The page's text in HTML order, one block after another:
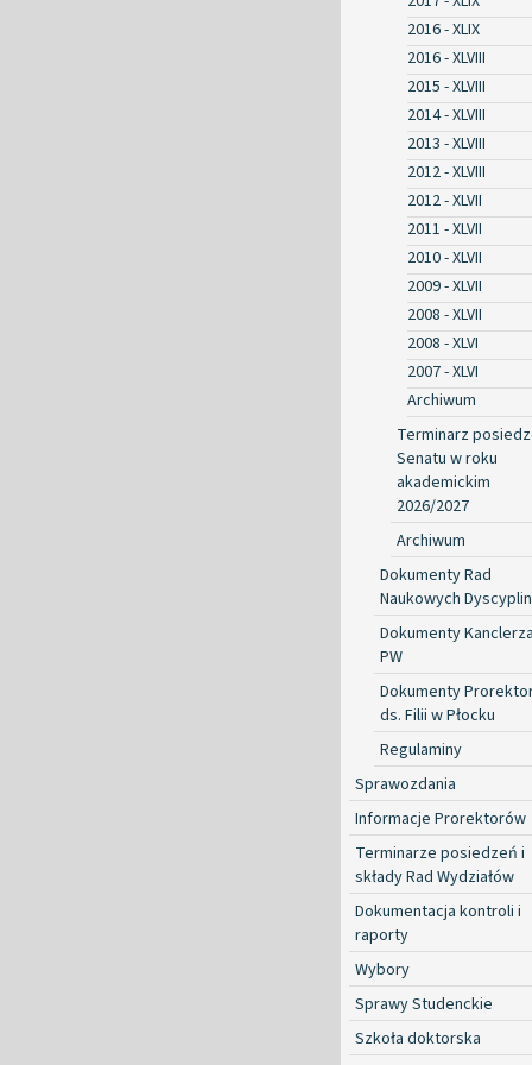
2016 - XLIX
2016 - XLVIII
2015 - XLVIII
2014 - XLVIII
2013 - XLVIII
2012 - XLVIII
2012 - XLVII
2011 - XLVII
2010 - XLVII
2009 - XLVII
2008 - XLVII
2008 - XLVI
2007 - XLVI
Archiwum
Terminarz
Senatu w roku
akademickim
2026/2027
Archiwum
Dokumenty Rad
Naukowych Dyscyplin
Dokumenty
PW
Dokumenty
ds. Filii w Płocku
Regulaminy
Sprawozdania
Informacje Prorektorów
Terminarze posiedzeń i
składy Rad Wydziałów
Dokumentacja kontroli i
raporty
Wybory
Sprawy Studenckie
Szkoła doktorska